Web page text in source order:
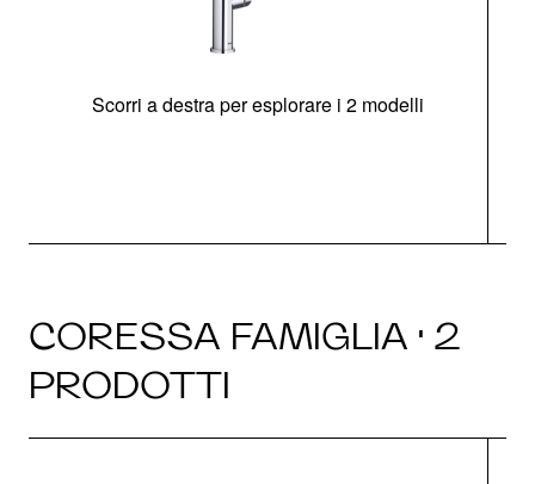
Scorri a destra per esplorare i 2 modelli
CORESSA FAMIGLIA · 2
PRODOTTI